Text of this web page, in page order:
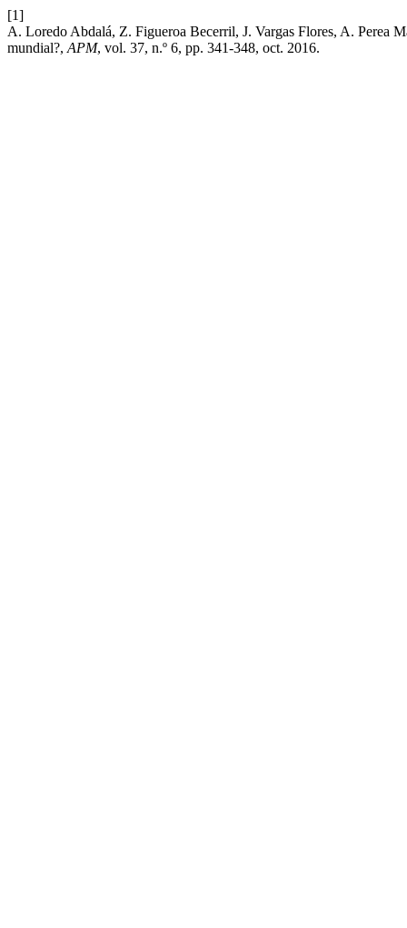
[1]
A. Loredo Abdalá, Z. Figueroa Becerril, J. Vargas Flores, A. Perea
mundial?, APM, vol. 37, n.º 6, pp. 341-348, oct. 2016.